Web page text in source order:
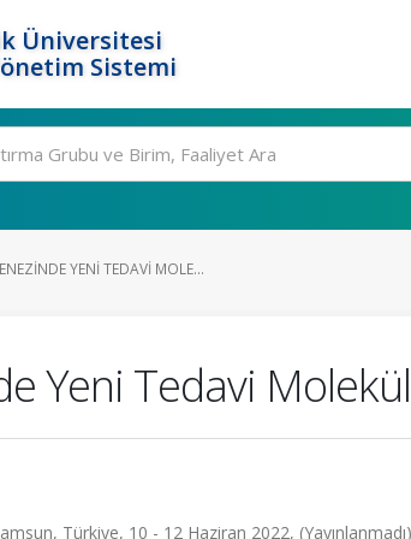
Üniversitesi
Sistemi
YENI TEDAVI MOLE...
Yeni Tedavi
Türkiye, 10 - 12 Haziran 2022, (Yayınlanmadı)